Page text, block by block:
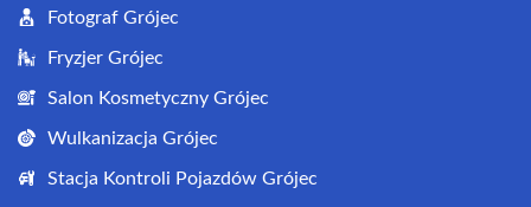
Fotograf Grójec
Fryzjer Grójec
Salon Kosmetyczny Grójec
Wulkanizacja Grójec
Stacja Kontroli Pojazdów Grójec